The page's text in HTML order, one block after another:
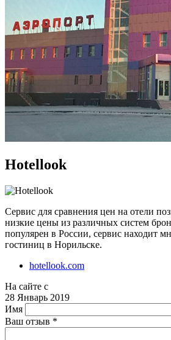
Hotellook
Сервис для сравнения цен на отели
низкие цены из различных систем
популярен в России, сервис находит
гостиниц в Норильске.
hotellook.com
На сайте с
28 Январь 2019
Имя
Ваш отзыв *